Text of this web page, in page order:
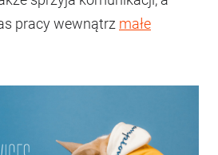
pracy wewnątrz małe